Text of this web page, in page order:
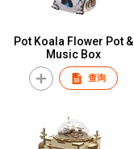
Pot Koala Flower Pot &
Music Box
查询